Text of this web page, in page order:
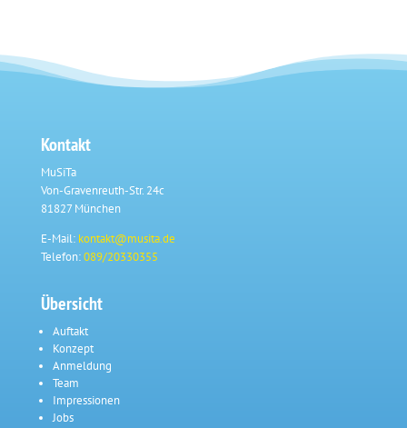
Kontakt
MuSiTa
Von-Gravenreuth-Str. 24c
81827 München
E-Mail: kontakt@musita.de
Telefon:089/20330355
Übersicht
Auftakt
Konzept
Anmeldung
Team
Impressionen
Jobs